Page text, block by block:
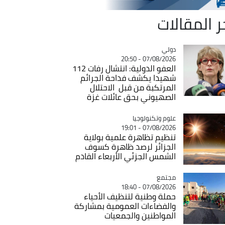
المقالات
Catégorie
دولي
07/08/2026 - 20:50
العفو الدولية: انتشال رفات 112
شهيدا يكشف فداحة الجرائم
المرتكبة من قبل الاحتلال
الصهيوني بحق عائلات غزة
Catégorie
علوم وتكنولوجيا
07/08/2026 - 19:01
تنظيم تظاهرة علمية بولاية
الجزائر لرصد ظاهرة كسوف
الشمس الجزئي الأربعاء القادم
Catégorie
مجتمع
07/08/2026 - 18:40
حملة وطنية لتنظيف الأحياء
والفضاءات العمومية بمشاركة
المواطنين والجمعيات